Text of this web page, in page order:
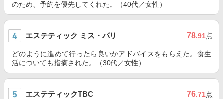
のため、予約を優先してくれた。（40代／女性）
エステティック ミス・パリ 78.91点
どのように進めて行ったら良いかアドバイスをもらえた。食生
活についても指摘された。（30代／女性）
エステティックTBC 76.71点